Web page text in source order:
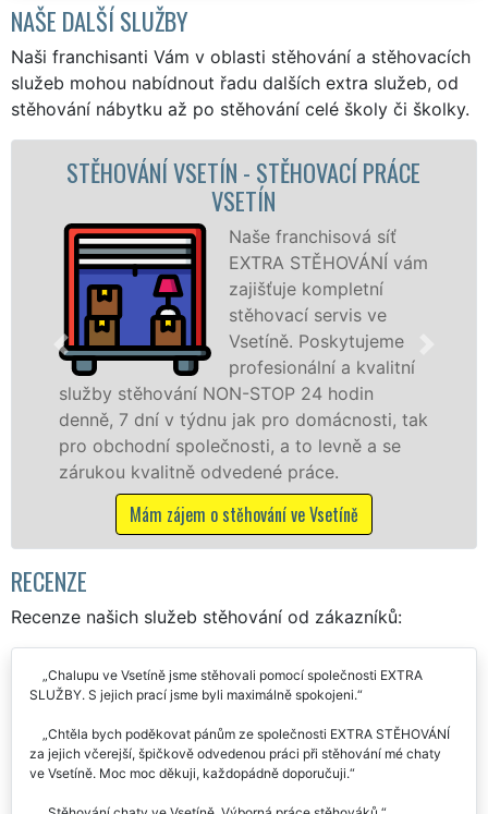
NAŠE DALŠÍ SLUŽBY
Naši franchisanti Vám v oblasti stěhování a stěhovacích
služeb mohou nabídnout řadu dalších extra služeb, od
stěhování nábytku až po stěhování celé školy či školky.
PRÁCE
síť
vám
servis ve
a kvalitní
hodin
tak
levně a se
STĚHOVACÍ SLUŽBA VSETÍN
služby zajišťujeme
celém okresu Vsetín se
franchisové sítě EXTRA
Nabízíme stěhovací služby
včetně víkendů a svátků bez
Mám zájem o stěhovací služby
RECENZE
Recenze našich služeb stěhování od zákazníků:
Chalupu ve Vsetíně jsme stěhovali pomocí společnosti EXTRA
Chtěla bych poděkovat pánům ze společnosti EXTRA STĚHOVÁNÍ
za jejich včerejší, špičkově odvedenou práci při stěhování mé chaty